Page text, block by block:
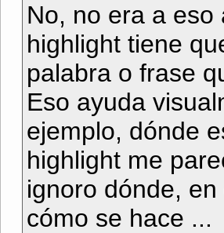
No, no era a
highlight tiene
palabra o frase
Eso ayuda
ejemplo, dónde
highlight me
ignoro dónde,
cómo se hace ...